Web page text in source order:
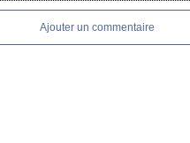
Ajouter un commentaire